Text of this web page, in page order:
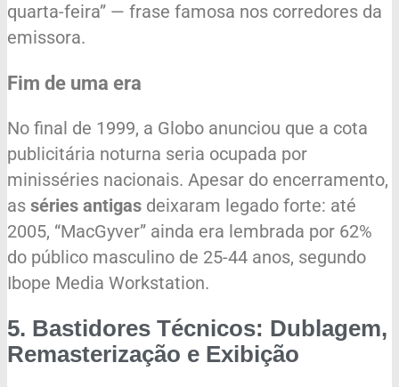
quarta-feira” — frase famosa nos corredores da
emissora.
Fim de uma era
No final de 1999, a Globo anunciou que a cota
publicitária noturna seria ocupada por
minisséries nacionais. Apesar do encerramento,
as séries antigas deixaram legado forte: até
2005, “MacGyver” ainda era lembrada por 62%
do público masculino de 25-44 anos, segundo
Ibope Media Workstation.
5. Bastidores Técnicos: Dublagem,
Remasterização e Exibição